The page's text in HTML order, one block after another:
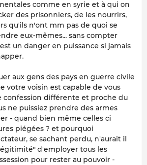
comme en syrie et à qui on
des prisonniers, de les nourrirs,
qu'ils n'ont mm pas de quoi se
eux-mêmes... sans compter
un danger en puissance si jamais
aux gens des pays en guerre civile
votre voisin est capable de vous
confession différente et proche du
ne puissiez prendre des armes
- quand bien même celles ci
piégées ? et pourquoi
se sachant perdu, n'aurait il
d'employer tous les
pour rester au pouvoir -